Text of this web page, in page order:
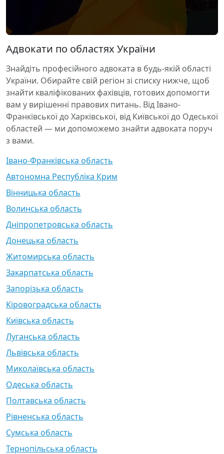
Адвокати по областях України
Знайдіть професійного адвоката в будь-якій області
України. Обирайте свій регіон зі списку нижче, щоб
знайти кваліфікованих фахівців, готових допомогти
вам у вирішенні правових питань. Від Івано-
Франківської до Харківської, від Київської до Одеської
областей — ми допоможемо знайти адвоката поруч
з вами.
Івано-Франківська область
Автономна Республіка Крим
Вінницька область
Волинська область
Дніпропетровська область
Донецька область
Житомирська область
Закарпатська область
Запорізька область
Кіровоградська область
Київська область
Луганська область
Львівська область
Миколаївська область
Одеська область
Полтавська область
Рівненська область
Сумська область
Тернопільська область